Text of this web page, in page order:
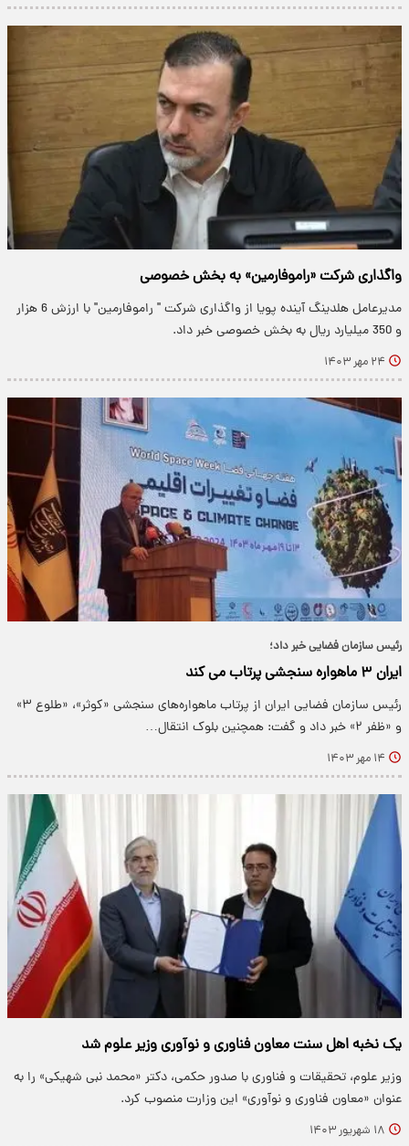
واگذاری شرکت «راموفارمین» به بخش خصوصی
مدیرعامل هلدینگ آینده پویا از واگذاری شرکت‌ " راموفارمین" با ارزش 6 هزار
و 350 میلیارد ریال به بخش خصوصی خبر داد.
۲۴ مهر ۱۴۰۳
رئیس سازمان فضایی خبر داد؛
ایران ۳ ماهواره سنجشی پرتاب می کند
رئیس سازمان فضایی ایران از پرتاب ماهواره‌های سنجشی «کوثر»، «طلوع ۳»
و «ظفر ۲» خبر داد و گفت: همچنین بلوک انتقال…
۱۴ مهر ۱۴۰۳
یک نخبه اهل سنت معاون فناوری و نوآوری وزیر علوم شد
وزیر علوم، تحقیقات و فناوری با صدور حکمی، دکتر «محمد نبی شهیکی» را به
عنوان «معاون فناوری و نوآوری» این وزارت منصوب کرد.
۱۸ شهریور ۱۴۰۳